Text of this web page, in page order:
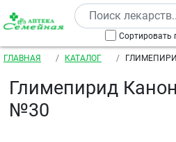
Перейти к основному
Сортировать
Строка навигации
ГЛАВНАЯ КАТАЛОГ
Глимепирид
№30